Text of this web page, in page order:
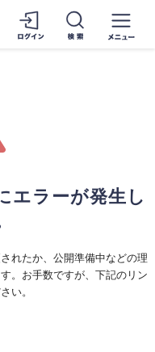
エラーが発生し
れたか、公開準備中などの理
。お手数ですが、下記のリン
い。